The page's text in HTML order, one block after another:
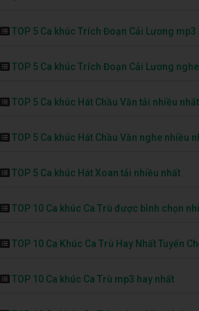
TOP 5 Ca khúc Trích Đoạn Cải Lương mp3
TOP 5 Ca khúc Trích Đoạn Cải Lương
TOP 5 Ca khúc Hát Chầu Văn tải nhiều nhất
TOP 5 Ca khúc Hát Chầu Văn nghe nhiều
TOP 5 Ca khúc Hát Xoan tải nhiều nhất
TOP 10 Ca khúc Ca Trù được bình chọn
TOP 10 Ca Khúc Ca Trù Hay Nhất Tuyển
TOP 10 Ca khúc Ca Trù mp3 hay nhất